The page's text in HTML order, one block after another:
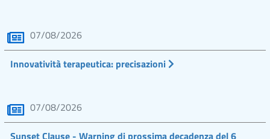
07/08/2026
Innovatività terapeutica: precisazioni
07/08/2026